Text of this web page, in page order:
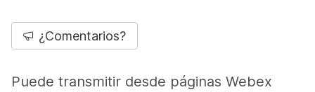
¿Comentarios?
Puede transmitir desde páginas Webex